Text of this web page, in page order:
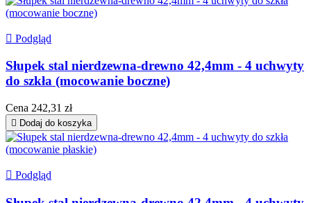
 Podgląd
Słupek stal nierdzewna-drewno 42,4mm - 4 uchwyty
do szkła (mocowanie boczne)
Cena 242,31 zł
 Dodaj do koszyka
 Podgląd